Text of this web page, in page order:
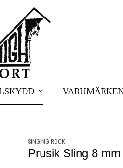
VARUMÄRKEN
SINGING ROCK
Prusik Sling 8 mm